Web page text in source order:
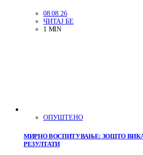
08.08.26
ЧИТАЈ БЕ
1 MIN
ОПУШТЕНО
МИРНО ВОСПИТУВАЊЕ: ЗОШТО
РЕЗУЛТАТИ